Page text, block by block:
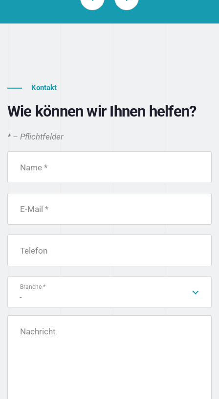
Kontakt
Wie können wir Ihnen helfen?
* – Pflichtfelder
Name *
E-Mail *
Telefon
Branche *
-
Nachricht